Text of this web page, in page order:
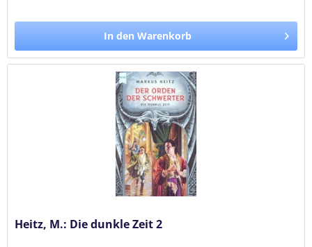
In den Warenkorb
Heitz, M.: Die dunkle Zeit 2